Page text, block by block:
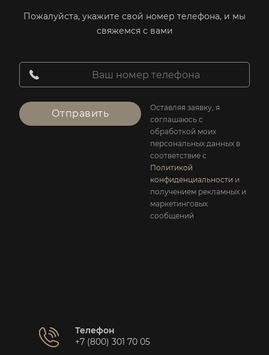
Пожалуйста, укажите свой номер телефона, и мы
свяжемся с вами
Отправить
Оставляя заявку, я
соглашаюсь с
обработкой моих
персональных данных в
соответствие с
Политикой
конфиденциальности и
получением рекламных и
маркетинговых
сообщений
Телефон
+7 (800) 301 70 05